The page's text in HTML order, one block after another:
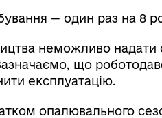
— один раз на 8
неможливо надати
що
експлуатацію.
опалювального